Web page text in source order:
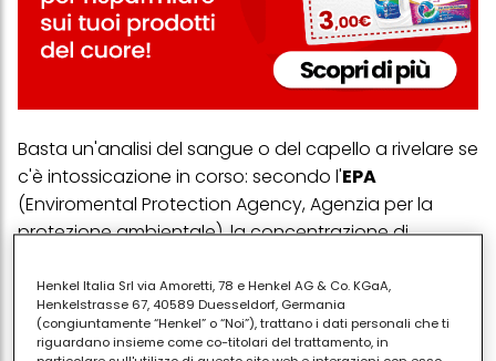
Basta un'analisi del sangue o del capello a rivelare se
c'è intossicazione in corso: secondo l'EPA
(Enviromental Protection Agency, Agenzia per la
protezione ambientale), la concentrazione di
milligrammi per litro o il microgrammo nel caso dei
capelli. Ma perchésono i pesci i principali
accusati per le intossicazioni da mercurio
Henkel Italia Srl via Amoretti, 78 e Henkel AG & Co. KGaA,
Henkelstrasse 67, 40589 Duesseldorf, Germania
(congiuntamente “Henkel” o “Noi”), trattano i dati personali che ti
riguardano insieme come co-titolari del trattamento, in